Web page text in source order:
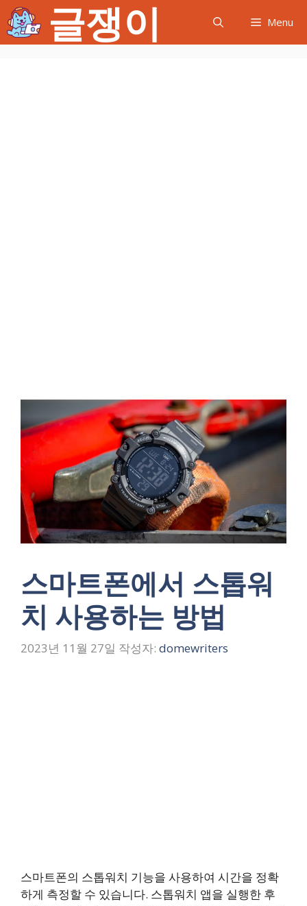
텐
츠
글쟁이 Menu
스마트폰에서 스톱워
치 사용하는 방법
2023년 11월 27일 작성자: domewriters
스마트폰의 스톱워치 기능을 사용하여 시간을 정확
하게 측정할 수 있습니다. 스톱워치 앱을 실행한 후